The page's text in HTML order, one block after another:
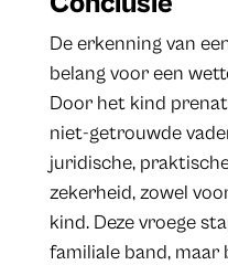
De erkenning van
belang voor een
Door het kind
niet-getrouwde
juridische,
zekerheid, zowel
kind. Deze vroege
familiale band, maar